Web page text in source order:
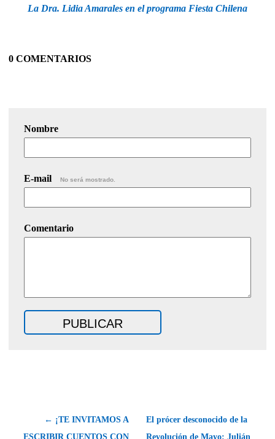
La Dra. Lidia Amarales en el programa Fiesta Chilena
0 COMENTARIOS
Nombre
E-mail No será mostrado.
Comentario
← ¡TE INVITAMOS A
ESCRIBIR CUENTOS CON
El prócer desconocido de la
Revolución de Mayo: Julián